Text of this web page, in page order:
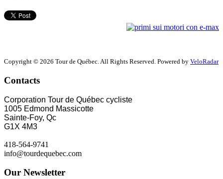
Copyright © 2026 Tour de Québec. All Rights Reserved. Powered by VeloRadar
Contacts
Corporation Tour de Québec cycliste
1005 Edmond Massicotte
Sainte-Foy, Qc
G1X 4M3
418-564-9741
info@tourdequebec.com
Our Newsletter